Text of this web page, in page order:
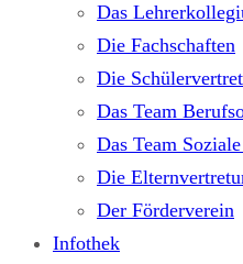
Das
Die Fachschaften
Die
Das Team
Das Team
Die
Der Förderverein
Infothek